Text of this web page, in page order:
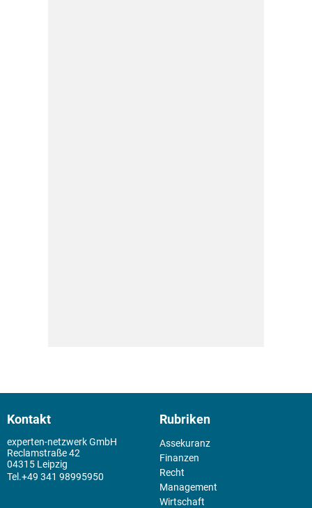
Kontakt
experten-netzwerk GmbH
Reclamstraße 42
04315 Leipzig
+49 341 98995950
Rubriken
Assekuranz
Finanzen
Recht
Management
Wirtschaft